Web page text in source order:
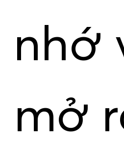
nhớ
mở